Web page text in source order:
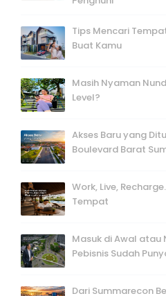
Tips Mencari
Buat Kamu
Masih Nyaman
Level?
Akses Baru yang
Boulevard Barat
Work, Live,
Tempat
Masuk di Awal atau
Pebisnis Sudah
Dari Summarecon